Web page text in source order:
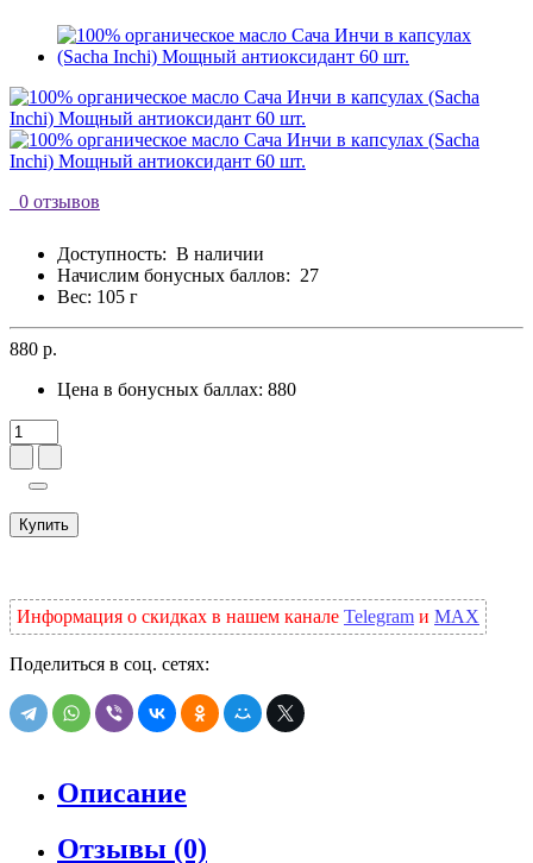
0 отзывов
Доступность: В наличии
Начислим бонусных баллов: 27
Вес: 105 г
880 р.
Цена в бонусных баллах: 880
Купить
Информация о скидках в нашем канале Telegram и MAX
Поделиться в соц. сетях:
Описание
Отзывы (0)